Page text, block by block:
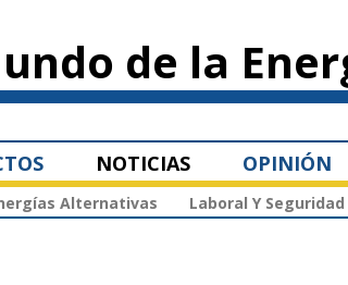
principal
de la
NOTICIAS OPINIÓN
Alternativas Laboral Y Seguridad